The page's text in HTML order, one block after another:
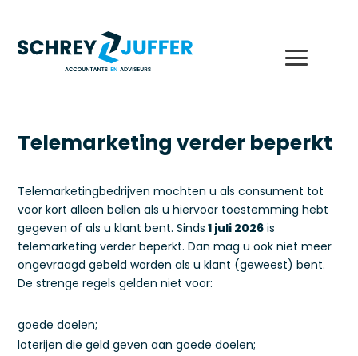
Telemarketing verder beperkt
Telemarketingbedrijven mochten u als consument tot
voor kort alleen bellen als u hiervoor toestemming hebt
gegeven of als u klant bent. Sinds 1 juli 2026 is
telemarketing verder beperkt. Dan mag u ook niet meer
ongevraagd gebeld worden als u klant (geweest) bent.
De strenge regels gelden niet voor:
goede doelen;
loterijen die geld geven aan goede doelen;